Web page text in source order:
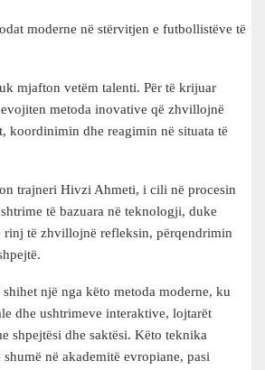
moderne në stërvitjen e futbollistëve të
mjafton vetëm talenti. Për të krijuar
metoda inovative që zhvillojnë
koordinimin dhe reagimin në situata të
trajneri Hivzi Ahmeti, i cili në procesin
të bazuara në teknologji, duke
rinj të zhvillojnë refleksin, përqendrimin
një nga këto metoda moderne, ku
dhe ushtrimeve interaktive, lojtarët
shpejtësi dhe saktësi. Këto teknika
në akademitë evropiane, pasi